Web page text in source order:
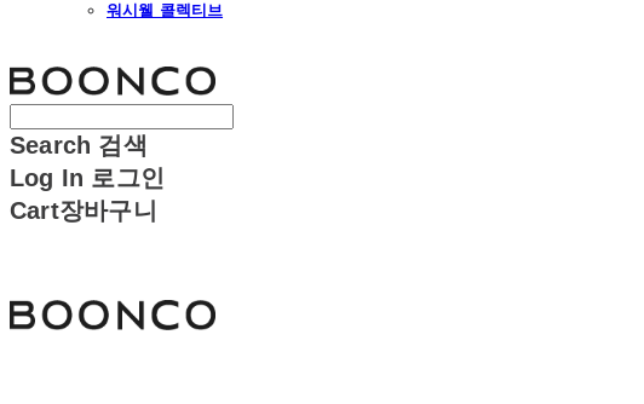
워시웰 콜렉티브
Search 검색
Log In 로그인
Cart장바구니